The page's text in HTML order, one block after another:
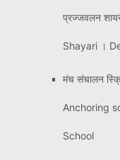
प्रज्जवलन
Shayari ।
मंच संचालन
Anchoring
School